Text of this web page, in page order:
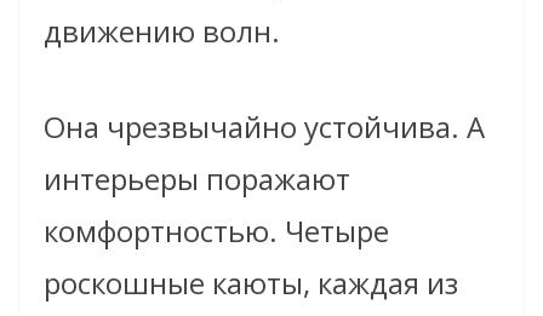
движению волн.
Она чрезвычайно устойчива. А
интерьеры поражают
комфортностью. Четыре
роскошные каюты, каждая из